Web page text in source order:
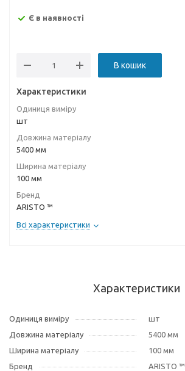
Є в наявності
В кошик
Характеристики
Одиниця виміру
шт
Довжина матеріалу
5400 мм
Ширина матеріалу
100 мм
Бренд
ARISTO ™
Всі характеристики
Характеристики
Одиниця виміру
шт
Довжина матеріалу
5400 мм
Ширина матеріалу
100 мм
Бренд
ARISTO ™